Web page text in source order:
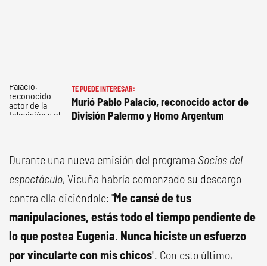
TE PUEDE INTERESAR:
Murió Pablo Palacio, reconocido actor de
División Palermo y Homo Argentum
Durante una nueva emisión del programa Socios del
espectáculo, Vicuña habría comenzado su descargo
contra ella diciéndole: "Me cansé de tus
manipulaciones, estás todo el tiempo pendiente de
lo que postea Eugenia. Nunca hiciste un esfuerzo
por vincularte con mis chicos". Con esto último,